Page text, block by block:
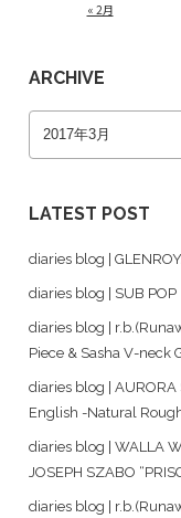
« 2月
ARCHIVE
LATEST POST
diaries blog |
diaries blog | SUB
diaries blog |
Piece & Sasha V-neck
diaries blog | AURORA
English -Natural
diaries blog | WALLA
JOSEPH SZABO
diaries blog |